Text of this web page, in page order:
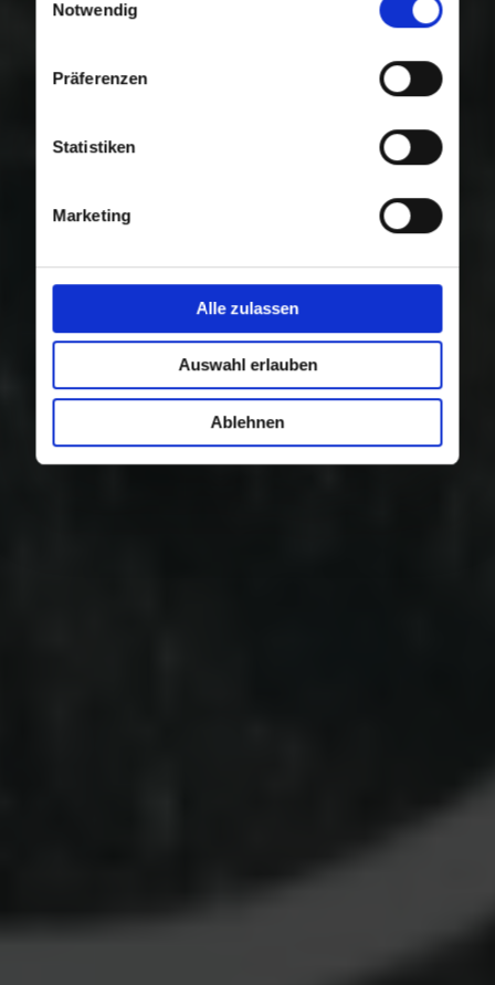
Nutzung der Dienste gesammelt haben.
Notwendig
Präferenzen
Statistiken
Marketing
Alle zulassen
Auswahl erlauben
Ablehnen